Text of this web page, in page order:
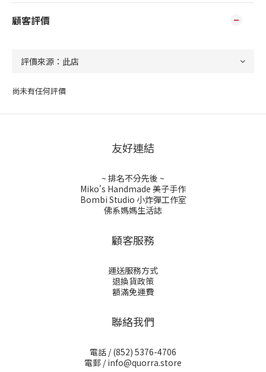
顧客評價
尚未有任何評價
友好連結
~ 排名不分先後 ~
Miko's Handmade 美子手作
Bombi Studio 小炸彈工作室
佛系媽媽生活誌
顧客服務
運送服務方式
退換貨政策
額滿免運費
聯絡我們
電話 /(852) 5376-4706
電郵 /info@quorra.store